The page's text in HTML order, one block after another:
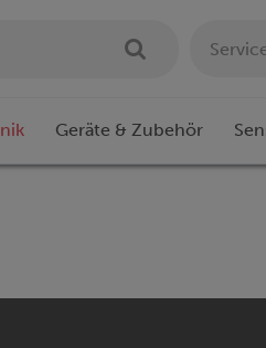
Geräte & Zubehör